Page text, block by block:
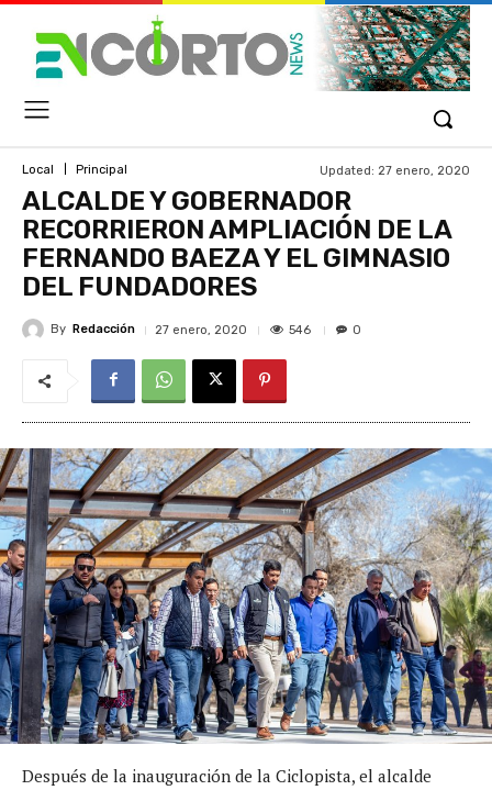
Local Principal Updated: 27 enero, 2020
ALCALDE Y GOBERNADOR
RECORRIERON AMPLIACIÓN DE LA
FERNANDO BAEZA Y EL GIMNASIO
DEL FUNDADORES
By Redacción 27 enero, 2020 546 0
Después de la inauguración de la Ciclopista, el alcalde